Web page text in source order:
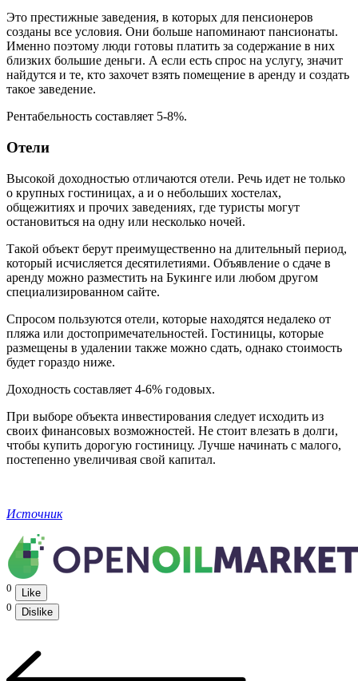
Это престижные заведения, в которых для пенсионеров
созданы все условия. Они больше напоминают пансионаты.
Именно поэтому люди готовы платить за содержание в них
близких большие деньги. А если есть спрос на услугу, значит
найдутся и те, кто захочет взять помещение в аренду и создать
такое заведение.
Рентабельность составляет 5-8%.
Отели
Высокой доходностью отличаются отели. Речь идет не только
о крупных гостиницах, а и о небольших хостелах,
общежитиях и прочих заведениях, где туристы могут
остановиться на одну или несколько ночей.
Такой объект берут преимущественно на длительный период,
который исчисляется десятилетиями. Объявление о сдаче в
аренду можно разместить на Букинге или любом другом
специализированном сайте.
Спросом пользуются отели, которые находятся недалеко от
пляжа или достопримечательностей. Гостиницы, которые
размещены в удалении также можно сдать, однако стоимость
будет гораздо ниже.
Доходность составляет 4-6% годовых.
При выборе объекта инвестирования следует исходить из
своих финансовых возможностей. Не стоит влезать в долги,
чтобы купить дорогую гостиницу. Лучше начинать с малого,
постепенно увеличивая свой капитал.
Источник
0
Like
0
Dislike